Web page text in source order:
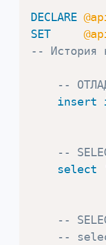
DECLARE
SET
-- История
--
insert
--
select
--
--